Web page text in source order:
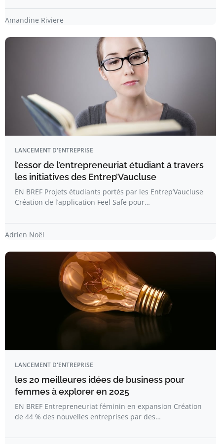
Amandine Riviere
LANCEMENT D'ENTREPRISE
l’essor de l’entrepreneuriat étudiant à travers
les initiatives des Entrep’Vaucluse
EN BREF Projets étudiants portés par les Entrep’Vaucluse
Création de l’application Feel Safe pour…
Adrien Noël
LANCEMENT D'ENTREPRISE
les 20 meilleures idées de business pour
femmes à explorer en 2025
EN BREF Entrepreneuriat féminin en expansion Création
de 44 % des nouvelles entreprises par des…